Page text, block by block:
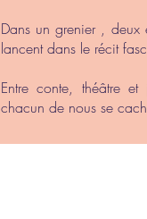
Dans un grenier , deux
lancent dans le récit
Entre conte, théâtre et
chacun de nous se